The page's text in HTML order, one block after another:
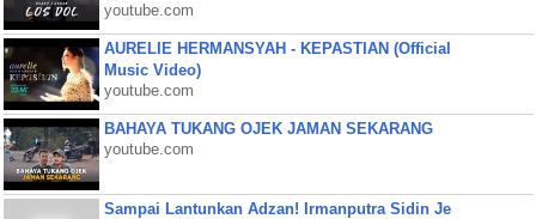
youtube.com
AURELIE HERMANSYAH - KEPASTIAN (Official
Music Video)
youtube.com
BAHAYA TUKANG OJEK JAMAN SEKARANG
youtube.com
Sampai Lantunkan Adzan! Irmanputra Sidin Je